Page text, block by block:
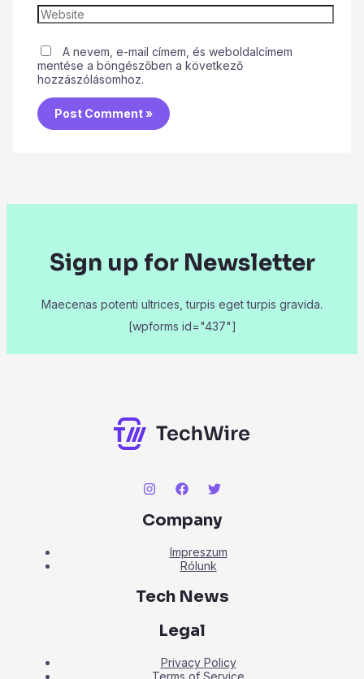
A nevem, e-mail címem, és weboldalcímem
mentése a böngészőben a következő
hozzászólásomhoz.
Sign up for Newsletter
Maecenas potenti ultrices, turpis eget turpis gravida.
[wpforms id="437"]
Company
Impreszum
Rólunk
Tech News
Legal
Privacy Policy
Terms of Service